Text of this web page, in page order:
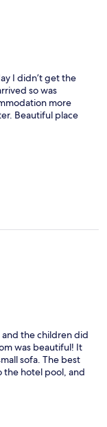
I didn’t get the
so was
more
Beautiful place
the children did
was beautiful! It
sofa. The best
the hotel pool, and